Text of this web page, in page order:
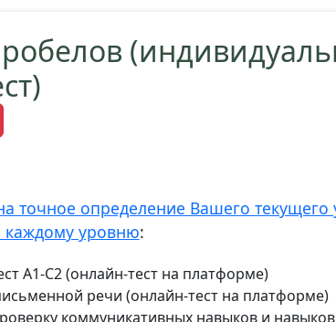
точное определение Вашего
каждому уровню:
А1-С2 (онлайн-тест на платформе)
речи (онлайн-тест на платформе)
коммуникативных навыков и